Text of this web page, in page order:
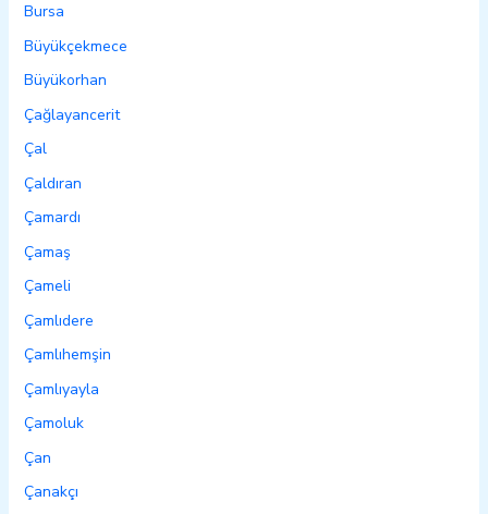
Bursa
Büyükçekmece
Büyükorhan
Çağlayancerit
Çal
Çaldıran
Çamardı
Çamaş
Çameli
Çamlıdere
Çamlıhemşin
Çamlıyayla
Çamoluk
Çan
Çanakçı